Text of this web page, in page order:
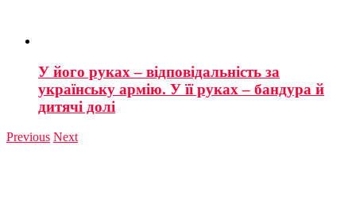
У його руках – відповідальність за
українську армію. У її руках – бандура й
дитячі долі
Previous Next